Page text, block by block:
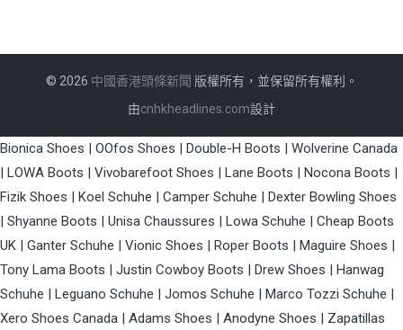
© 2026 中國香港頭條新聞 版權所有，並保留所有權利。
由cnhkheadlines.com設計
Bionica Shoes | OOfos Shoes | Double-H Boots | Wolverine Canada
| LOWA Boots | Vivobarefoot Shoes | Lane Boots | Nocona Boots |
Fizik Shoes | Koel Schuhe | Camper Schuhe | Dexter Bowling Shoes
| Shyanne Boots | Unisa Chaussures | Lowa Schuhe | Cheap Boots
UK | Ganter Schuhe | Vionic Shoes | Roper Boots | Maguire Shoes |
Tony Lama Boots | Justin Cowboy Boots | Drew Shoes | Hanwag
Schuhe | Leguano Schuhe | Jomos Schuhe | Marco Tozzi Schuhe |
Xero Shoes Canada | Adams Shoes | Anodyne Shoes | Zapatillas